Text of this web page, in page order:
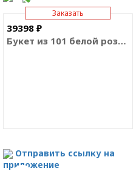
Заказать
39398 ₽
Букет из 101 белой розы Премиум Эквадор
Отправить ссылку на
приложение